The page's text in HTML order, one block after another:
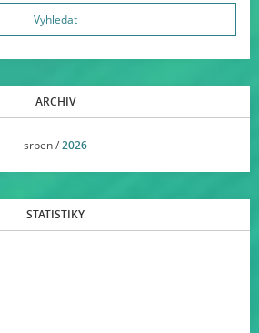
ARCHIV
srpen /2026
STATISTIKY